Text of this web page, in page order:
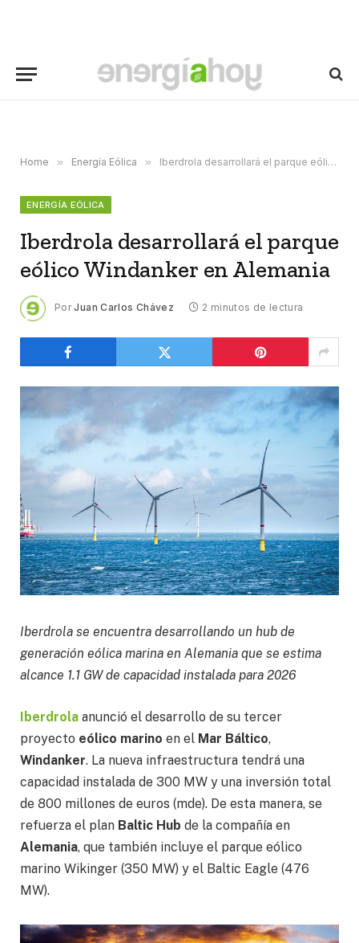
Home » Energía Eólica » Iberdrola desarrollará el parque eólico Windanker en Alemania
ENERGÍA EÓLICA
Iberdrola desarrollará el parque
eólico Windanker en Alemania
Por Juan Carlos Chávez 2 minutos de lectura
Iberdrola se encuentra desarrollando un hub de
generación eólica marina en Alemania que se estima
alcance 1.1 GW de capacidad instalada para 2026
Iberdrola anunció el desarrollo de su tercer
proyecto eólico marino en el Mar Báltico,
Windanker. La nueva infraestructura tendrá una
capacidad instalada de 300 MW y una inversión total
de 800 millones de euros (mde). De esta manera, se
refuerza el plan Baltic Hub de la compañía en
Alemania, que también incluye el parque eólico
marino Wikinger (350 MW) y el Baltic Eagle (476
MW).